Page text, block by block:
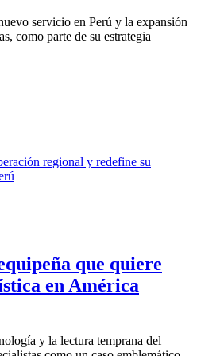
servicio en Perú y la expansión
como parte de su estrategia
que quiere
en América
y la lectura temprana del